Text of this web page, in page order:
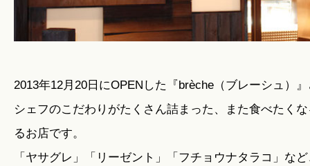
暮らしのメンテナンス
お知らせ
私たちのこと
2013年12月20日にOPENした『brèche（ブレーシュ）
シェフのこだわりがたくさん詰まった、また食べたく
るお店です。
「ヤサグレ」「リーゼント」「フチョウナタラコ」な